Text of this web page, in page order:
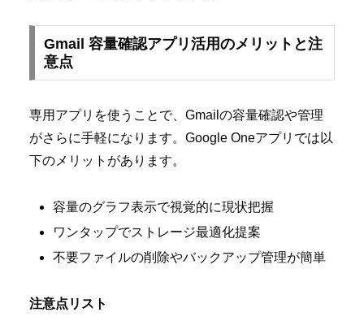
Gmail 容量確認アプリ活用のメリットと注
意点
専用アプリを使うことで、Gmailの容量確認や管理
がさらに手軽になります。Google Oneアプリでは以
下のメリットがあります。
容量のグラフ表示で視覚的に現状把握
ワンタップでストレージ最適化提案
不要ファイルの削除やバックアップ管理が簡単
注意点リスト